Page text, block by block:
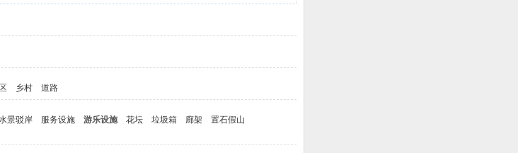
乡村 道路
景驳岸 服务设施 游乐设施 花坛 垃圾箱 廊架
置石假山